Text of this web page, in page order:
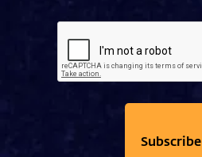
Subscribe